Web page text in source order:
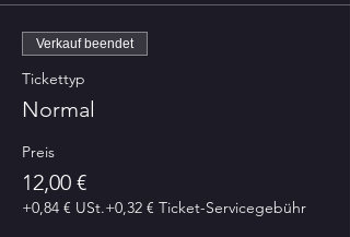
Verkauf beendet
Tickettyp
Normal
Preis
12,00 €
+0,84 € USt.+0,32 € Ticket-Servicegebühr